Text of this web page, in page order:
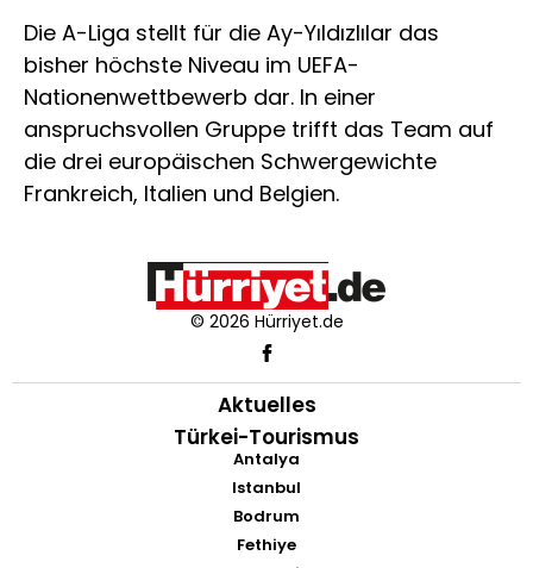
Die A-Liga stellt für die Ay-Yıldızlılar das
bisher höchste Niveau im UEFA-
Nationenwettbewerb dar. In einer
anspruchsvollen Gruppe trifft das Team auf
die drei europäischen Schwergewichte
Frankreich, Italien und Belgien.
© 2026 Hürriyet.de
Aktuelles
Türkei-Tourismus
Antalya
Istanbul
Bodrum
Fethiye